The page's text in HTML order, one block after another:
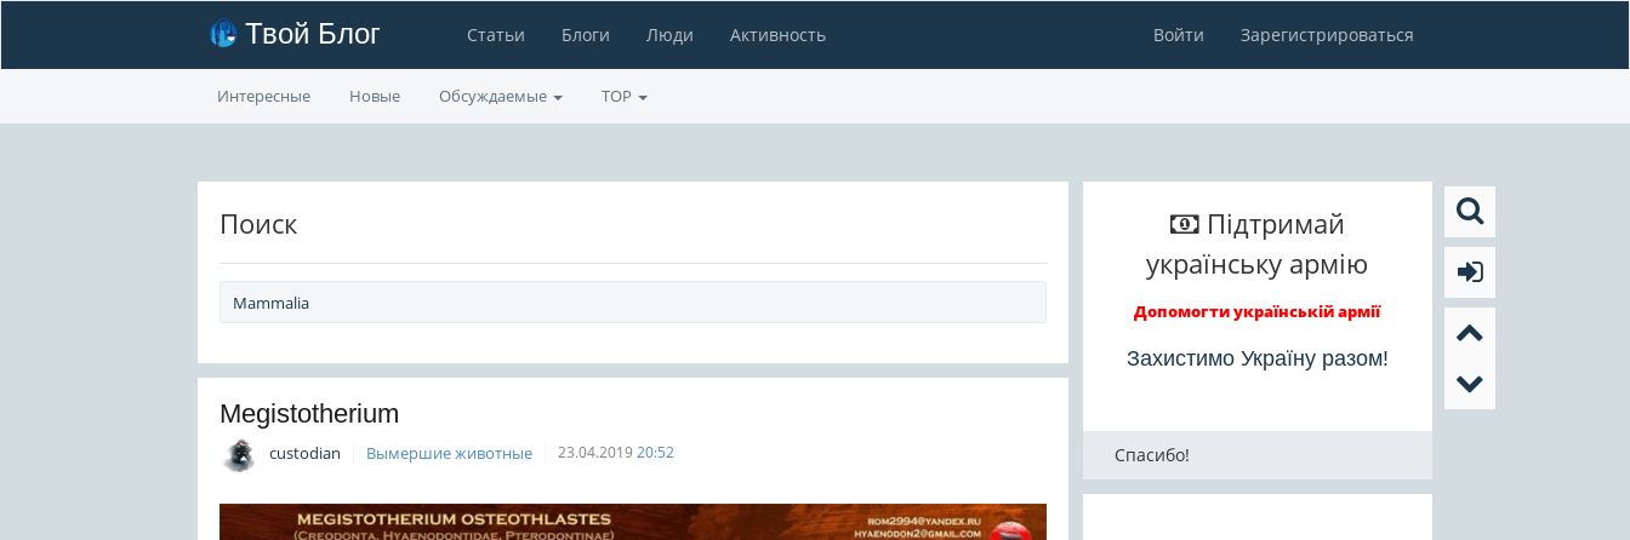
Твой Блог Статьи Блоги Люди Активность Войти Зарегистрироваться
Интересные Новые Обсуждаемые TOP
Поиск
Megistotherium
custodian Вымершие животные 23.04.201920:52
Підтримай
українську армію
Допомогти українській армії
Захистимо Україну разом!
Спасибо!